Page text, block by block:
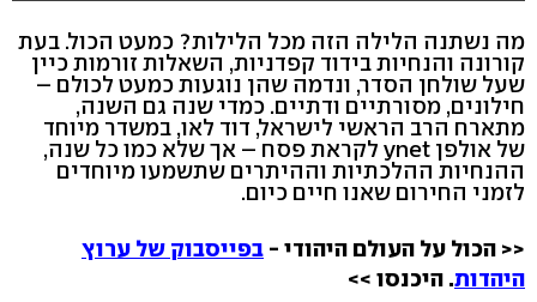
מה נשתנה הלילה הזה מכל הלילות? כמעט הכול. בעת
קורונה והנחיות בידוד קפדניות, השאלות זורמות כיין
שעל שולחן הסדר, ונדמה שהן נוגעות כמעט לכולם –
חילונים, מסורתיים ודתיים. כמדי שנה גם השנה,
מתארח הרב הראשי לישראל, דוד לאו, במשדר מיוחד
של אולפן ynet לקראת פסח – אך שלא כמו כל שנה,
ההנחיות ההלכתיות וההיתרים שתשמעו מיוחדים
לזמני החירום שאנו חיים כיום.
<< הכול על העולם היהודי - בפייסבוק של ערוץ
היהדות. היכנסו >>